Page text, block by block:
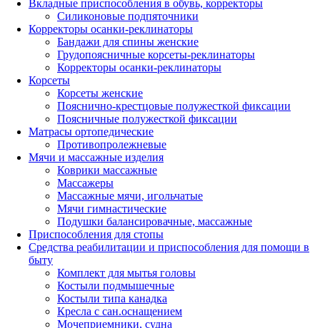
Вкладные приспособления в обувь, корректоры
Силиконовые подпяточники
Корректоры осанки-реклинаторы
Бандажи для спины женские
Грудопоясничные корсеты-реклинаторы
Корректоры осанки-реклинаторы
Корсеты
Корсеты женские
Пояснично-крестцовые полужесткой фиксации
Поясничные полужесткой фиксации
Матрасы ортопедические
Противопролежневые
Мячи и массажные изделия
Коврики массажные
Массажеры
Массажные мячи, игольчатые
Мячи гимнастические
Подушки балансировачные, массажные
Приспособления для стопы
Средства реабилитации и приспособления для помощи в
быту
Комплект для мытья головы
Костыли подмышечные
Костыли типа канадка
Кресла с сан.оснащением
Мочеприемники, судна